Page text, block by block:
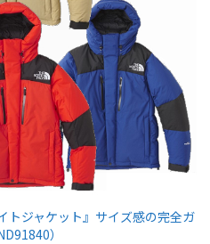
トジャケット』サイズ感の完全ガ
）